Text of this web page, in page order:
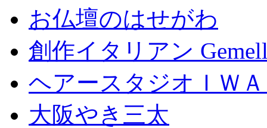
お仏壇のはせがわ
創作イタリアン
ヘアースタジオＩＷ
大阪やき三太